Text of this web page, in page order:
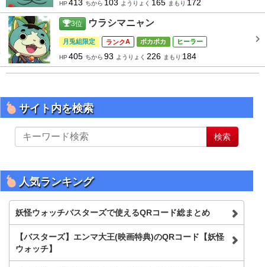
HP413 ちから 103 ようりょく 165 まもり 172
3位 ウラシマニャン
月兎組限定 A ポカポカ ヒーラー
HP405 ちから 93 ようりょく 226 まもり 184
サイト内を検索
イ
を
検
索
検索
人気ランキング
妖怪ウォッチバスターズで使えるQRコード総まとめ
【バスターズ】エンマ大王(映画特典)のQRコード【妖怪
ウォッチ】